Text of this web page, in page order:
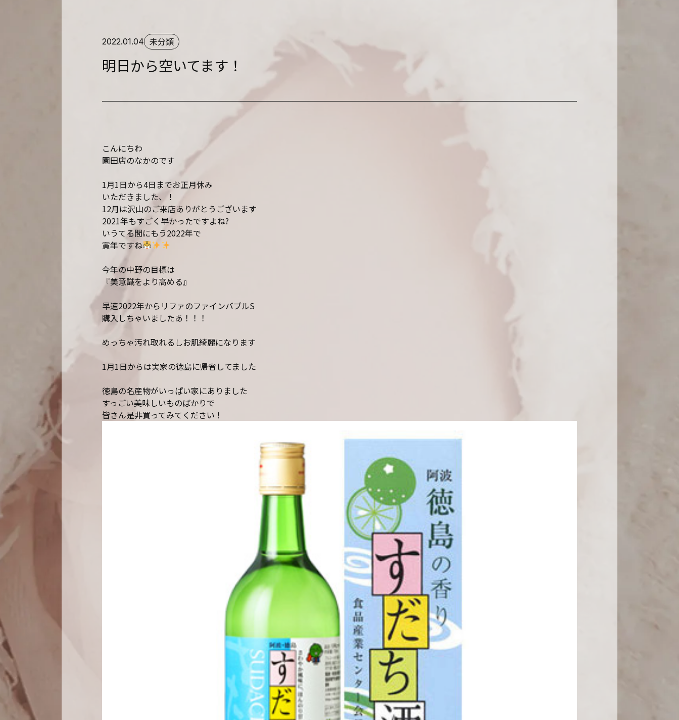
2022.01.04 未分類
明日から空いてます！
こんにちわ
園田店のなかのです
1月1日から4日までお正月休み
いただきました、！
12月は沢山のご来店ありがとうございます
2021年もすごく早かったですよね?
いうてる間にもう2022年で
寅年ですね
今年の中野の目標は
『美意識をより高める』
早速2022年からリファのファインバブルS
購入しちゃいましたあ！！！
めっちゃ汚れ取れるしお肌綺麗になります
1月1日からは実家の徳島に帰省してました
徳島の名産物がいっぱい家にありました
すっごい美味しいものばかりで
皆さん是非買ってみてください！